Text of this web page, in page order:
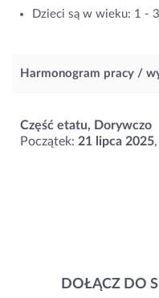
Dzieci są w wieku: 1 -
Harmonogram pracy /
Część etatu, Dorywczo
Początek: 21 lipca 2025,
DOŁĄCZ DO